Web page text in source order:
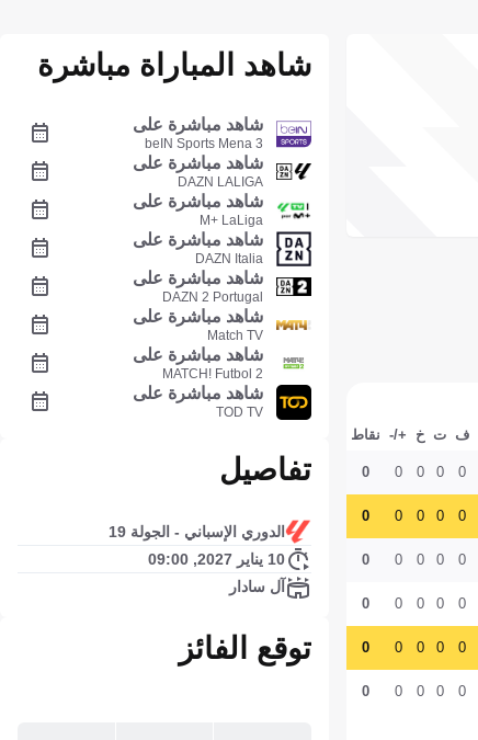
ف ت خ +/- نقاط
0
0
0
0
0
0
0
0
0
0
0
0
0
0
0
0
0
0
0
0
0
0
0
0
0
0
0
0
0
0
شاهد المباراة مباشرة
شاهد مباشرة على
beIN Sports Mena 3
شاهد مباشرة على
DAZN LALIGA
شاهد مباشرة على
M+ LaLiga
شاهد مباشرة على
DAZN Italia
شاهد مباشرة على
DAZN 2 Portugal
شاهد مباشرة على
Match TV
شاهد مباشرة على
MATCH! Futbol 2
شاهد مباشرة على
TOD TV
تفاصيل
الدوري الإسباني - الجولة 19
10 يناير 2027, 09:00
آل سادار
توقع الفائز